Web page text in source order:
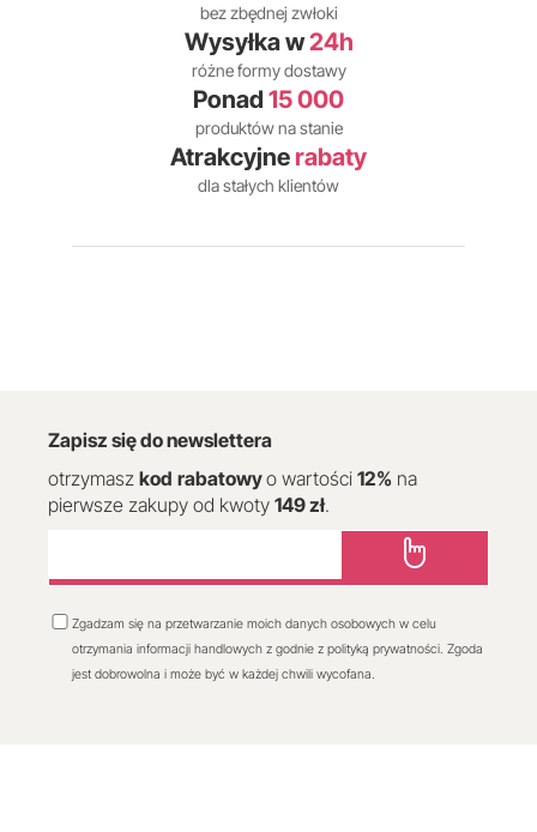
bez zbędnej zwłoki
Wysyłka w24h
różne formy dostawy
Ponad 15 000
produktów na stanie
Atrakcyjne rabaty
dla stałych klientów
Zapisz się do newslettera
otrzymasz kod rabatowyo wartości 12% na
pierwsze zakupy od kwoty 149 zł.
Zgadzam się na przetwarzanie moich danych osobowych w celu
otrzymania informacji handlowych z godnie z polityką prywatności. Zgoda
jest dobrowolna i może być w każdej chwili wycofana.